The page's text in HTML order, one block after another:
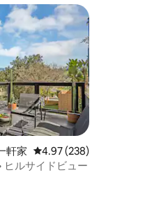
均評価
です。
軒家 レビュー238件、5つ
4.97 (238)
ヒルサイドビュー